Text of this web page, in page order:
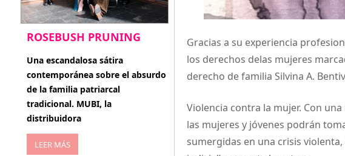
Gracias a su experiencia
los derechos delas mujeres
derecho de familia Silvina A.
Violencia contra la mujer. Con
las mujeres y jóvenes podrán
sumergidas en una crisis
ROSEBUSH PRUNING
enero 20, 2026
Una escandalosa sátira
contemporánea sobre el absurdo
de la familia patriarcal
tradicional. MUBI, la
distribuidora
LEER MÁS